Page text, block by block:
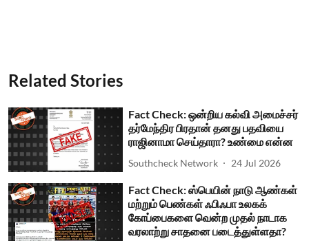
Related Stories
Fact Check: ஒன்றிய கல்வி அமைச்சர்
தர்மேந்திர பிரதான் தனது பதவியை
ராஜினாமா செய்தாரா? உண்மை என்ன
Southcheck Network 24 Jul 2026
Fact Check: ஸ்பெயின் நாடு ஆண்கள்
மற்றும் பெண்கள் ஃபிஃபா உலகக்
கோப்பைகளை வென்ற முதல் நாடாக
வரலாற்று சாதனை படைத்துள்ளதா?